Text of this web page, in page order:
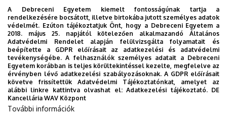
tematikája
A szak levelező tagozatos tantárgyi
tematikája
2021
A szak nappali tagozatos tantárgyi
tematikája
A Debreceni Egyetem kiemelt fontosságúnak tartja a
rendelkezésére bocsátott, illetve birtokába jutott személyes adatok
védelmét. Ezúton tájékoztatjuk Önt, hogy a Debreceni Egyetem a
2018. május 25. napjától kötelezően alkalmazandó Általános
Adatvédelmi Rendelet alapján felülvizsgálta folyamatait és
beépítette a GDPR előírásait az adatkezelési és adatvédelmi
tevékenységébe. A felhasználók személyes adatait a Debreceni
Egyetem korábban is teljes körültekintéssel kezelte, megfelelve az
érvényben lévő adatkezelési szabályozásoknak. A GDPR előírásait
követve frissítettük Adatvédelmi Tájékoztatónkat, amelyet az
alábbi linkre kattintva olvashat el:Adatkezelési tájékoztató. DE
Kancellária WAV Központ
További információk